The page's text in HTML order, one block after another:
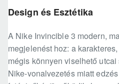
Design és Esztétika
A Nike Invincible 3 modern,
megjelenést hoz: a
mégis könnyen viselhető
Nike-vonalvezetés miatt